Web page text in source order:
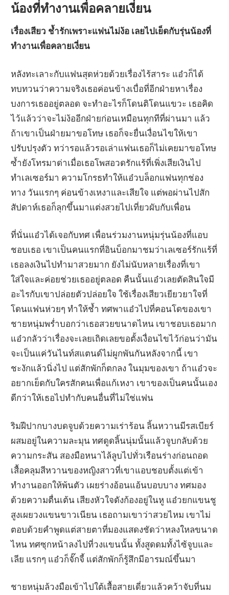
น้องที่ทำงานเพื่อคลายเงี่ยน
เรื่องเสียว ช้ำรักเพราะแฟนไม่ง้อ เลยไปเย็ดกับรุ่นน้องที่
ทำงานเพื่อคลายเงี่ยน
หลังทะเลาะกับแฟนสุดห่วยด้วยเรื่องไร้สาระ แอ๋วก็ได้
ทบทวนว่าความจริงเธอค่อนข้างเบื่อที่อีกฝ่ายหาเรื่อง
บงการเธออยู่ตลอด จะทำอะไรก็โดนติโดนแขวะ เธอคิด
ไว้แล้วว่าจะไม่ง้ออีกฝ่ายก่อนเหมือนทุกทีที่ผ่านมา แล้ว
ถ้าเขาเป็นฝ่ายมาขอโทษ เธอก็จะยื่นเงื่อนไขให้เขา
ปรับปรุงตัว ทว่ารอแล้วรอเล่าแฟนเธอก็ไม่เคยมาขอโทษ
ซ้ำยังโทรมาด่าเมื่อเธอโพสอวดรักแร้ที่เพิ่งเสียเงินไป
ทำเลเซอร์มา ความโกรธทำให้แอ๋วบล็อกแฟนทุกช่อง
ทาง วันแรกๆ ค่อนข้างเหงาและเสียใจ แต่พอผ่านไปสัก
สัปดาห์เธอก็ลุกขึ้นมาแต่งสวยไปเที่ยวผับกับเพื่อน
ที่นั่นแอ๋วได้เจอกับทศ เพื่อนร่วมงานหนุ่มรุ่นน้องที่แอบ
ชอบเธอ เขาเป็นคนแรกที่อินบ็อกมาชมว่าเลเซอร์รักแร้ที่
เธอลงเงินไปทำมาสวยมาก ยังไม่นับหลายเรื่องที่เขา
ใส่ใจและค่อยช่วยเธออยู่ตลอด คืนนั้นแอ๋วเลยตัดสินใจมี
อะไรกับเขาปล่อยตัวปล่อยใจ ใช้เรื่องเสียวเยียวยาใจที่
โดนแฟนห่วยๆ ทำให้ช้ำ ทศพาแอ๋วไปที่คอนโดของเขา
ชายหนุ่มพร่ำบอกว่าเธอสวยขนาดไหน เขาชอบเธอมาก
แอ๋วกลัวว่าเรื่องจะเลยเถิดเลยขอตั้งเงื่อนไขไว้ก่อนว่ามัน
จะเป็นแค่วันไนท์สแตนด์ไม่ผูกพันกันหลังจากนี้ เขา
ชะงักแล้วนิ่งไป แต่สักพักก็ตกลง ในมุมของเขา ถ้าแอ๋วจะ
อยากเย็ดกับใครสักคนเพื่อแก้เหงา เขาของเป็นคนนั้นเอง
ดีกว่าให้เธอไปทำกับคนอื่นที่ไม่ใช่แฟน
ริมฝีปากบางบดจูบด้วยความเร่าร้อน ลิ้นหวานมีรสเบียร์
ผสมอยู่ในความละมุน ทศดูดลิ้นนุ่มนั้นแล้วจูบกลับด้วย
ความกระสัน สองมือหนาไล้ลูบไปทั่วเรือนร่างก่อนถอด
เสื้อคลุมสีหวานของหญิงสาวที่เขาแอบชอบตั้งแต่เข้า
ทำงานออกให้พ้นตัว เผยร่างอ้อนแอ้นบอบบาง ทศมอง
ด้วยความตื่นเต้น เสียงหัวใจดังก้องอยู่ในหู แอ๋วยกแขนชู
สูงเผยวงแขนขาวเนียน เธอถามเขาว่าสวยไหม เขาไม่
ตอบด้วยคำพูดแต่สายตาที่มองแสดงชัดว่าหลงใหลขนาด
ไหน ทศซุกหน้าลงไปที่วงแขนนั้น ทั้งสูดดมทั้งไซ้จูบและ
เลีย แรกๆ แอ๋วก็จั๊กจี้ แต่สักพักก็รู้สึกมีอารมณ์ขึ้นมา
ชายหนุ่มล้วงมือเข้าไปใต้เสื้อสายเดี่ยวแล้วคว้าจับที่นม